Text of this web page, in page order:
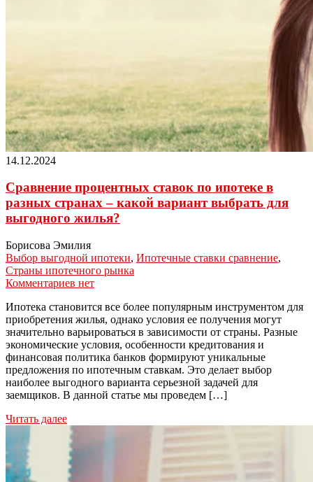
14.12.2024
Сравнение процентных ставок по ипотеке в
разных странах – какой вариант выбрать для
выгодного жилья?
Борисова Эмилия
Выбор выгодной ипотеки, Ипотечные ставки сравнение,
Страны ипотечного рынка
Комментариев нет
Ипотека становится все более популярным инструментом для
приобретения жилья, однако условия ее получения могут
значительно варьироваться в зависимости от страны. Разные
экономические условия, особенности кредитования и
финансовая политика банков формируют уникальные
предложения по ипотечным ставкам. Это делает выбор
наиболее выгодного варианта серьезной задачей для
заемщиков. В данной статье мы проведем […]
Читать далее